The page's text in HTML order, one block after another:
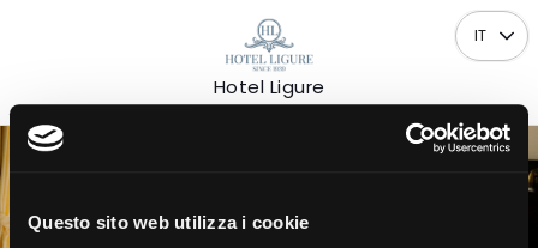
Questo sito web utilizza i cookie
Hotel Ligure
IT